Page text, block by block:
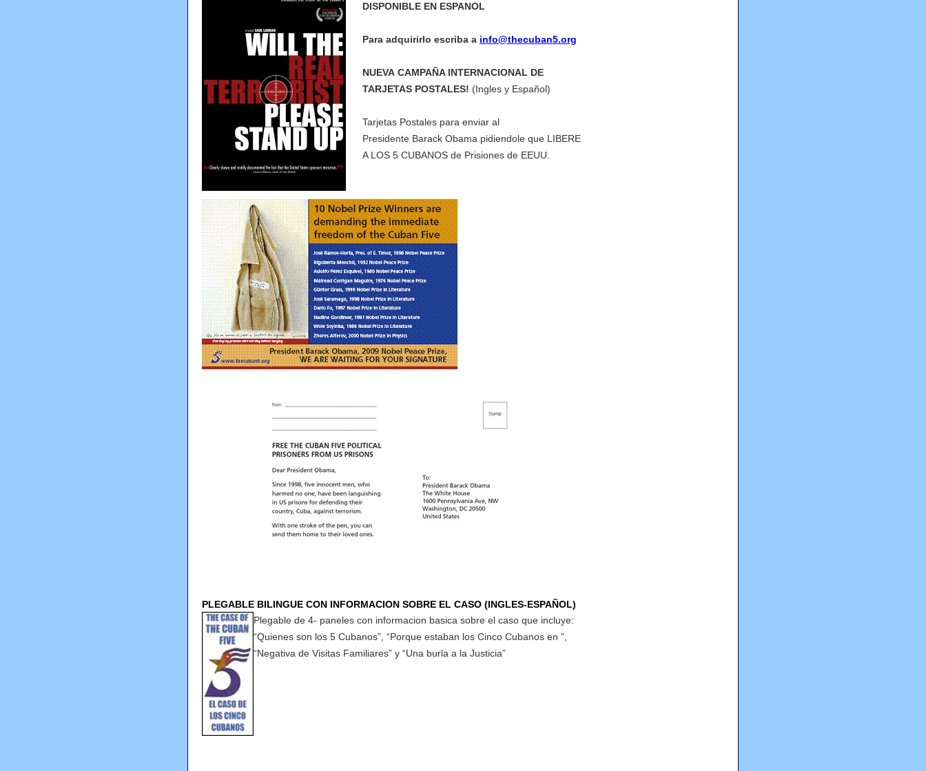
DISPONIBLE EN ESPANOL
Para adquirirlo escriba a info@thecuban5.org
NUEVA CAMPAÑAINTERNACIONAL DE
TARJETAS POSTALES! (Ingles y Español)
Tarjetas Postales para enviar al
Presidente Barack Obama pidiendole que LIBERE
A LOS 5 CUBANOS de Prisiones de EEUU.
PLEGABLE BILINGUE CON INFORMACION SOBRE EL CASO (INGLES-ESPAÑOL)
Plegable de 4- paneles con informacion basica sobre el caso que incluye:
“Quienes son los 5 Cubanos”, “Porque estaban los Cinco Cubanos en ”,
“Negativa de Visitas Familiares” y “Una burla a la Justicia”